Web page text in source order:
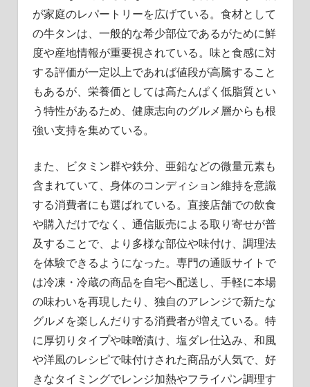
が家庭のレパートリーを広げている。食材として
の牛タンは、一般的な希少部位であるがために鮮
度や産地情報が重要視されている。味と食感に対
する評価が一定以上であれば値段が高騰すること
もあるが、栄養価としては高たんぱく低脂質とい
う特性があるため、健康志向のグルメ層からも根
強い支持を集めている。
また、ビタミン群や鉄分、亜鉛などの微量元素も
含まれていて、身体のコンディション維持を意識
する消費者にも選ばれている。直接店舗での飲食
や購入だけでなく、通信販売による取り寄せが普
及することで、より多様な部位や味付け、調理法
を体験できるようになった。専門の通販サイトで
は冷凍・冷蔵の商品を自宅へ配送し、手軽に本場
の味わいを再現したり、独自のアレンジで新たな
グルメを楽しんだりする消費者が増えている。特
に厚切りタイプや味噌漬け、塩ダレ仕込み、和風
や洋風のレシピで味付けされた商品が人気で、好
きなタイミングでレンジ加熱やフライパン調理す